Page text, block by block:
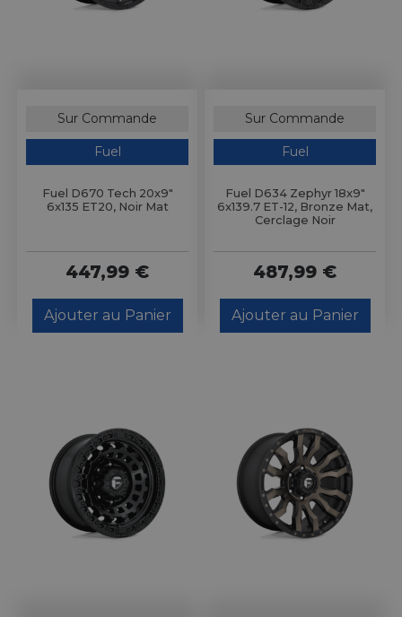
Sur Commande
Fuel
Fuel D670 Tech 20x9"
6x135 ET20, Noir Mat
447,99 €
Ajouter au Panier
Sur Commande
Fuel
Fuel D634 Zephyr 18x9"
6x139.7 ET-12, Bronze Mat,
Cerclage Noir
487,99 €
Ajouter au Panier